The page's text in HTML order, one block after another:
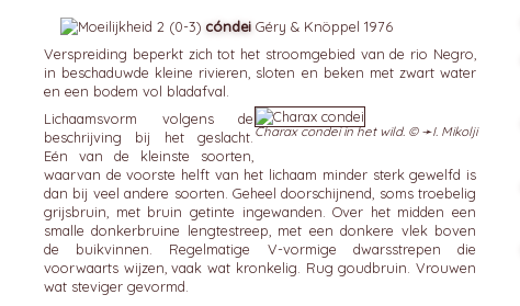
cóndei Géry & Knöppel 1976
Verspreiding beperkt zich tot het stroomgebied van de rio Negro,
in beschaduwde kleine rivieren, sloten en beken met zwart water
en een bodem vol bladafval.
Charax condei in het wild. © ➛I. Mikolji
Lichaamsvorm volgens de
beschrijving bij het geslacht.
Eén van de kleinste soorten,
waarvan de voorste helft van het lichaam minder sterk gewelfd is
dan bij veel andere soorten. Geheel doorschijnend, soms troebelig
grijsbruin, met bruin getinte ingewanden. Over het midden een
smalle donkerbruine lengtestreep, met een donkere vlek boven
de buikvinnen. Regelmatige V-vormige dwarsstrepen die
voorwaarts wijzen, vaak wat kronkelig. Rug goudbruin. Vrouwen
wat steviger gevormd.